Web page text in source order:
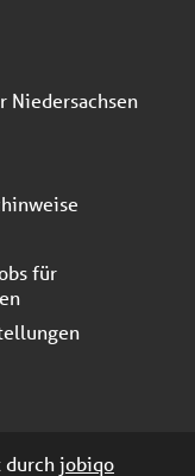
Niedersachsen
für
durchjobiqo